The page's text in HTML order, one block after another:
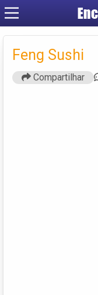
Feng Sushi
Compartilhar